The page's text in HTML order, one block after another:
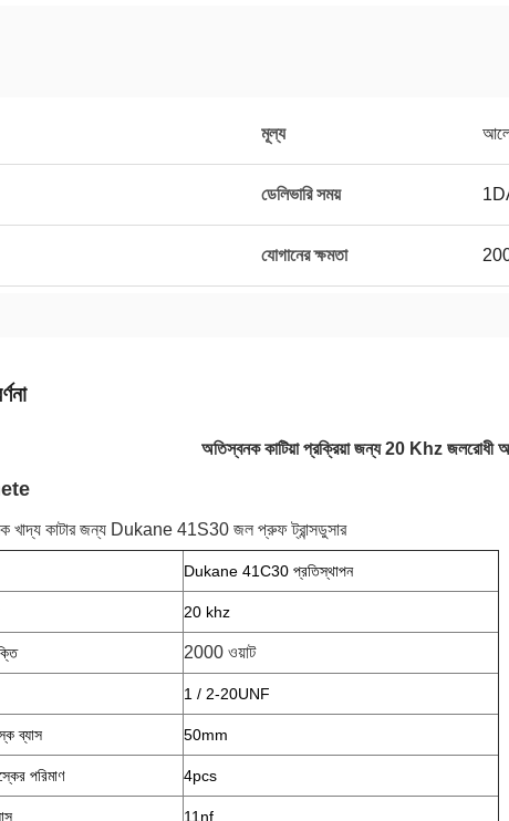
মূল্য
ডেলিভারি সময়
যোগানের ক্ষমতা
অতিস্বনক কাটিয়া প্রক্রিয়া জন্য 20 Khz জলরোধী
খাদ্য কাটার জন্য Dukane 41S30 জল প্রুফ ট্রান্সডুসার
Dukane 41C30 প্রতিস্থাপন
20 khz
2000 ওয়াট
1 / 2-20UNF
ব্যাস 50mm
পরিমাণ 4pcs
11nf